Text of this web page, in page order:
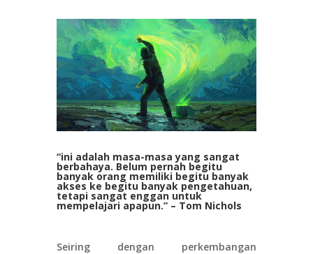
“ini adalah masa-masa yang sangat
berbahaya. Belum pernah begitu
banyak orang memiliki begitu banyak
akses ke begitu banyak pengetahuan,
tetapi sangat enggan untuk
mempelajari apapun.” – Tom Nichols
Seiring dengan perkembangan